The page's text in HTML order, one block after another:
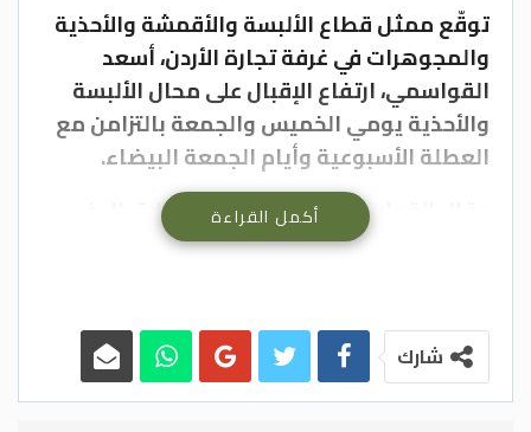
توقّع ممثل قطاع الألبسة والأقمشة والأحذية
والمجوهرات في غرفة تجارة الأردن، أسعد
القواسمي، ارتفاع الإقبال على محال الألبسة
والأحذية يومي الخميس والجمعة بالتزامن مع
العطلة الأسبوعية وأيام الجمعة البيضاء.
وقال القواسمي، لـ”المملكة”، إن الإقبال في
أول يوم من الجمعة البيضاء بدأ بالتحسن بعد
ويوم الجمعة البيضاء هو المرادف لما يُعرف بـ
“الجمعة السوداء” و هو اليوم الذي يأتي
أكمل القراءة
شارك